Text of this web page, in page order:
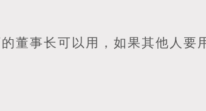
董事长可以用，如果其他人要